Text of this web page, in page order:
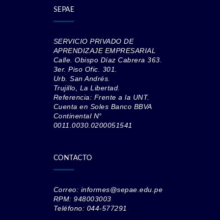
SEPAE
SERVICIO PRIVADO DE
APRENDIZAJE EMPRESARIAL
Calle. Obispo Díaz Cabrera 363.
3er. Piso Ofic. 301.
Urb. San Andrés.
Trujillo, La Libertad.
Referencia: Frente a la UNT.
Cuenta en Soles Banco BBVA
Continental N°
0011.0030.0200051541
CONTACTO
Correo: informes@sepae.edu.pe
RPM: 948003003
Teléfono: 044-577291